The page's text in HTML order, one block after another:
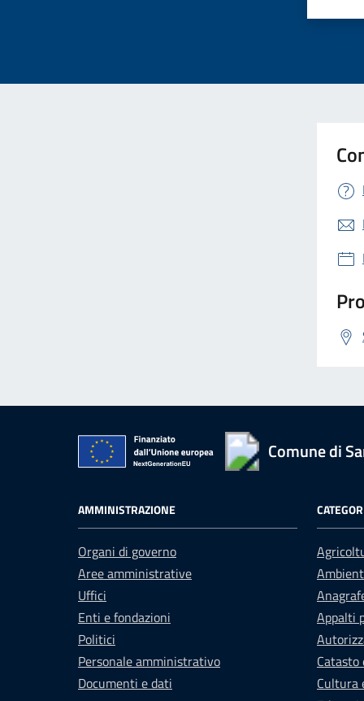
Comune di
AMMINISTRAZIONE
Organi di governo
Aree amministrative
Uffici
Enti e fondazioni
Politici
Personale amministrativo
Documenti e dati
Appalti
Cultura